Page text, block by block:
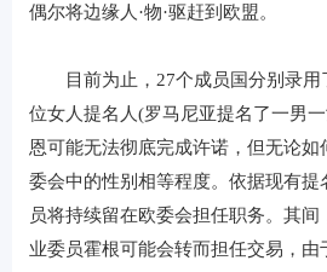
偶尔将边缘人·物·驱赶到欧盟。
目前为止，27个成员国分别录用
位女人提名人(罗马尼亚提名了一男
恩可能无法彻底完成许诺，但无论如
委会中的性别相等程度。依据现有提
员将持续留在欧委会担任职务。其
业委员霍根可能会转而担任交易，由